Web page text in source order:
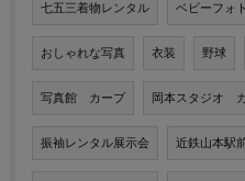
七五三着物レンタル ベビーフォト
おしゃれな写真 衣装 野球
写真館 カープ 岡本スタジオ
振袖レンタル展示会 近鉄山本駅